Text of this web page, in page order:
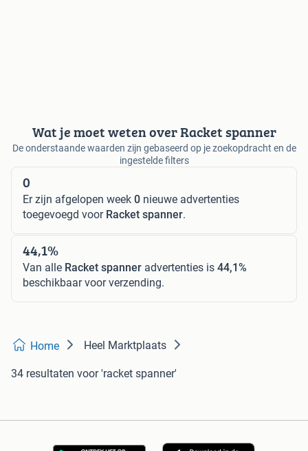
Wat je moet weten over Racket spanner
De onderstaande waarden zijn gebaseerd op je zoekopdracht en de
ingestelde filters
0
Er zijn afgelopen week 0 nieuwe advertenties
toegevoegd voor Racket spanner.
44,1%
Van alle Racket spanner advertenties is 44,1%
beschikbaar voor verzending.
Home Heel Marktplaats
34 resultaten voor 'racket spanner'